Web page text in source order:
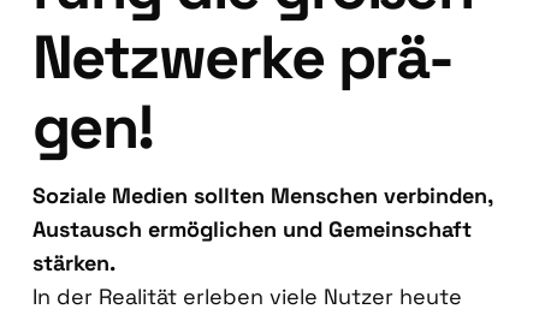
Netz­wer­ke prä­
gen!
Sozia­le Medi­en soll­ten Men­schen ver­bin­den,
Aus­tausch ermög­li­chen und Gemein­schaft
stär­ken.
In der Rea­li­tät erle­ben vie­le Nut­zer heu­te